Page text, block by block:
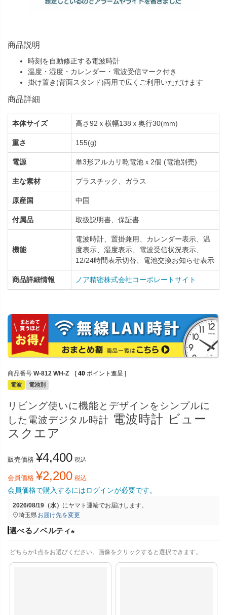
商品説明
時刻を自動修正する電波時計
温度・湿度・カレンダー・電波受信マーク付き
掛け置き(背面スタンド)両用で広くご利用いただけます
商品詳細
本体サイズ 高さ92ｘ横幅138ｘ奥行30(mm)
重さ 155(g)
電源 単3形アルカリ乾電池ｘ2個 (電池別売)
主な素材 プラスチック、ガラス
原産国 中国
付属品 取扱説明書、保証書
機能
電波時計、置掛兼用、カレンダー表示、温
度表示、湿度表示、電波受信状況表示、
12/24時間表示切替、電池交換お知らせ表示
商品詳細情報 ノア精密株式会社コーポレートサイト
商品番号 W-812 WH-Z [ 40 ポイント進呈 ]
電波 電池別
リビング使いに機能とデザインをシンプルに
した電波デジタル時計 電波時計 ビュー
スクエア
販売価格 ¥4,400 税込
会員価格 ¥2,200 税込
会員価格で購入するにはログインが必要です。
2026/08/19（水） にヤマト運輸でお届けします。
埼玉県 お届け先を変更
選べるノベルティ
必
どちらか1点をお選びください。画像をクリックすると選択できます。